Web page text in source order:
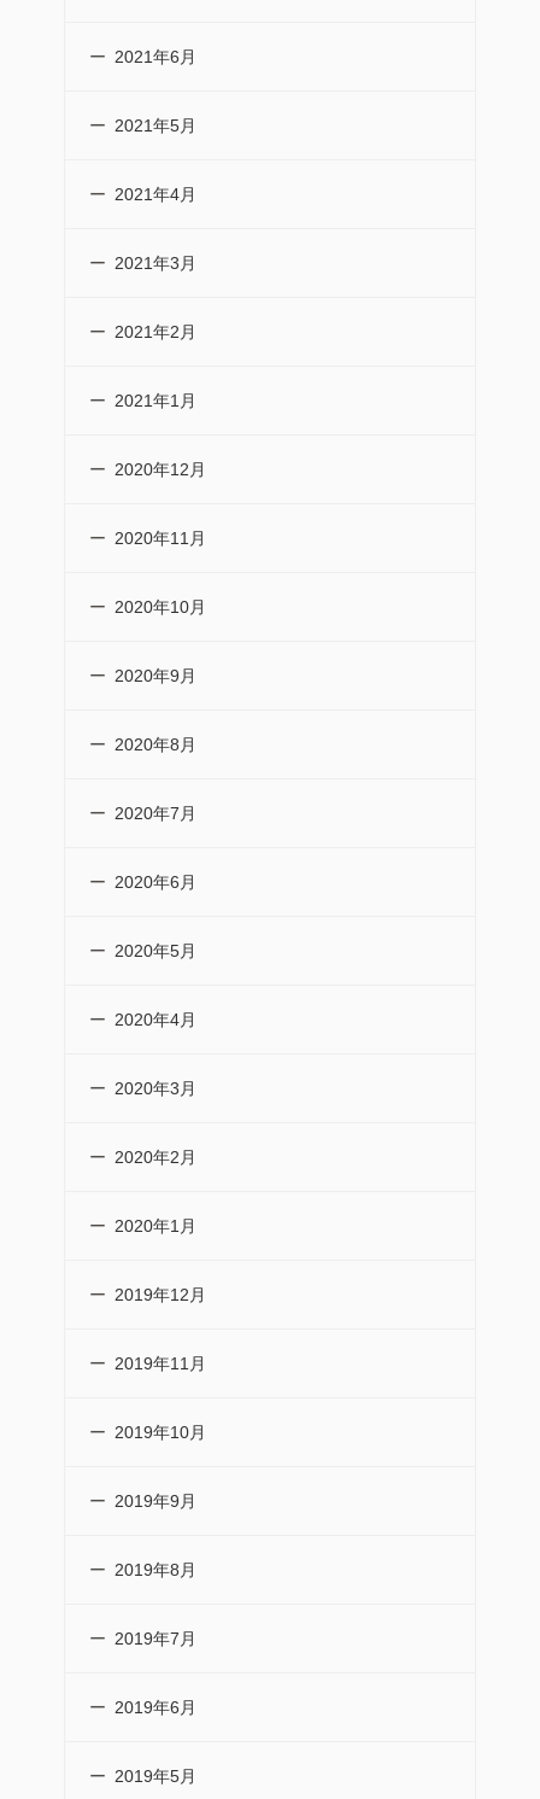
2021年6月
2021年5月
2021年4月
2021年3月
2021年2月
2021年1月
2020年12月
2020年11月
2020年10月
2020年9月
2020年8月
2020年7月
2020年6月
2020年5月
2020年4月
2020年3月
2020年2月
2020年1月
2019年12月
2019年11月
2019年10月
2019年9月
2019年8月
2019年7月
2019年6月
2019年5月